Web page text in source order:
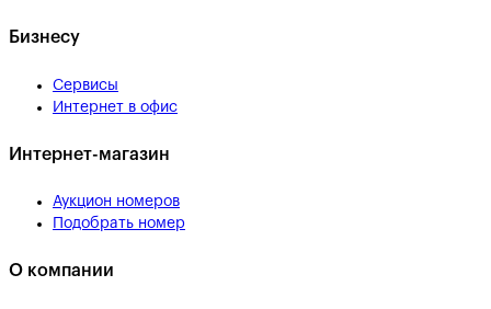
Бизнесу
Сервисы
Интернет в офис
Интернет-магазин
Аукцион номеров
Подобрать номер
О компании